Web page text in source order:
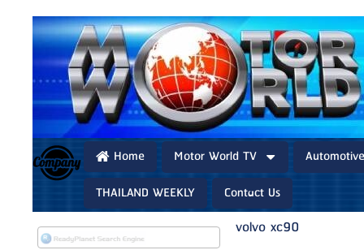
Home Motor World TV
THAILAND WEEKLY
Contact Us
volvo xc90